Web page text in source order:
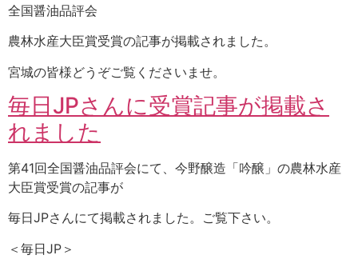
全国醤油品評会
農林水産大臣賞受賞の記事が掲載されました。
宮城の皆様どうぞご覧くださいませ。
毎日JPさんに受賞記事が掲載さ
れました
第41回全国醤油品評会にて、今野醸造「吟醸」の農林水産
大臣賞受賞の記事が
毎日JPさんにて掲載されました。ご覧下さい。
＜毎日JP＞